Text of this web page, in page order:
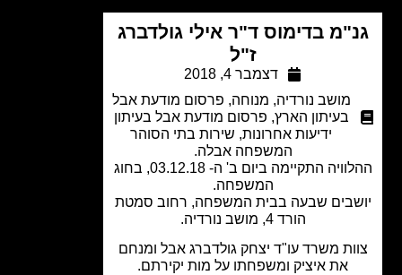
בדימוס ד"ר אילי גולדברג
דצמבר 4, 2018
מושב נורדיה, מנוחה, פרסום מודעת אבל
בעיתון הארץ,פרסום מודעת אבל בעיתון
ידיעות אחרונות,שירות בתי הסוהר
המשפחה אבלה.
ההלוויה התקיימה ביום ב' ה- 03.12.18, בחוג
המשפחה.
שבעה בבית המשפחה, רחוב סמטת
משרד עו"ד יצחק גולדברג אבל ומנחם
את איציק ומשפחתו על מות יקירתם.